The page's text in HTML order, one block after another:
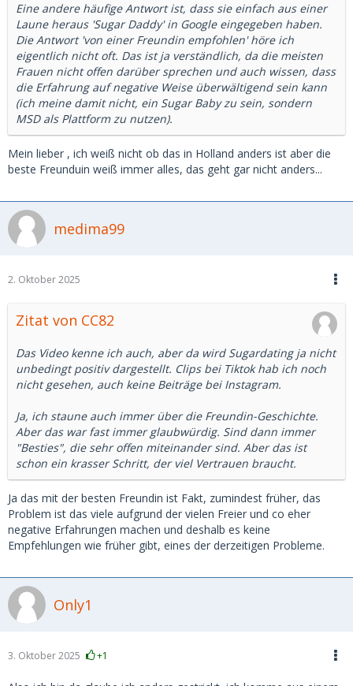
Eine andere häufige Antwort ist, dass sie einfach aus einer
Laune heraus 'Sugar Daddy' in Google eingegeben haben.
Die Antwort 'von einer Freundin empfohlen' höre ich
eigentlich nicht oft. Das ist ja verständlich, da die meisten
Frauen nicht offen darüber sprechen und auch wissen, dass
die Erfahrung auf negative Weise überwältigend sein kann
(ich meine damit nicht, ein Sugar Baby zu sein, sondern
MSD als Plattform zu nutzen).
Mein lieber , ich weiß nicht ob das in Holland anders ist aber die
beste Freunduin weiß immer alles, das geht gar nicht anders...
medima99
2. Oktober 2025
Zitat von CC82
Das Video kenne ich auch, aber da wird Sugardating ja nicht
unbedingt positiv dargestellt. Clips bei Tiktok hab ich noch
nicht gesehen, auch keine Beiträge bei Instagram.
Ja, ich staune auch immer über die Freundin-Geschichte.
Aber das war fast immer glaubwürdig. Sind dann immer
"Besties", die sehr offen miteinander sind. Aber das ist
schon ein krasser Schritt, der viel Vertrauen braucht.
Ja das mit der besten Freundin ist Fakt, zumindest früher, das
Problem ist das viele aufgrund der vielen Freier und co eher
negative Erfahrungen machen und deshalb es keine
Empfehlungen wie früher gibt, eines der derzeitigen Probleme.
Only1
3. Oktober 2025 +1